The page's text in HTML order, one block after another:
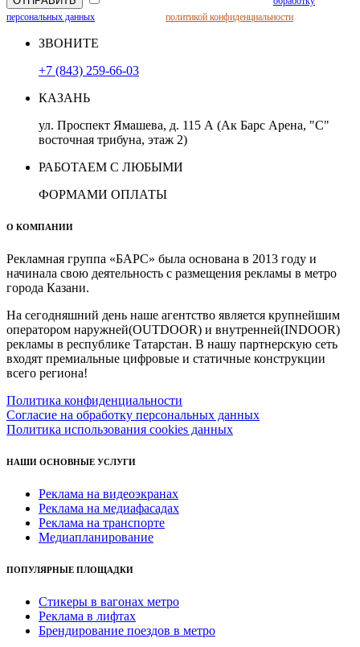
персональных данных
политикой конфиденциальности
ЗВОНИТЕ
+7 (843) 259-66-03
КАЗАНЬ
ул. Проспект Ямашева, д. 115 А (Ак Барс Арена, "С"
восточная трибуна, этаж 2)
РАБОТАЕМ С ЛЮБЫМИ
ФОРМАМИ ОПЛАТЫ
О КОМПАНИИ
Рекламная группа «БАРС» была основана в 2013 году и
начинала свою деятельность с размещения рекламы в метро
города Казани.
На сегодняшний день наше агентство является крупнейшим
оператором наружней(OUTDOOR) и внутренней(INDOOR)
рекламы в республике Татарстан. В нашу партнерскую сеть
входят премиальные цифровые и статичные конструкции
всего региона!
Политика конфиденциальности
Согласие на обработку персональных данных
Политика использования cookies данных
НАШИ ОСНОВНЫЕ УСЛУГИ
Реклама на видеоэкранах
Реклама на медиафасадах
Реклама на транспорте
Медиапланирование
ПОПУЛЯРНЫЕ ПЛОЩАДКИ
Стикеры в вагонах метро
Реклама в лифтах
Брендирование поездов в метро